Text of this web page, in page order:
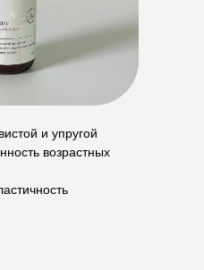
и упругой
возрастных